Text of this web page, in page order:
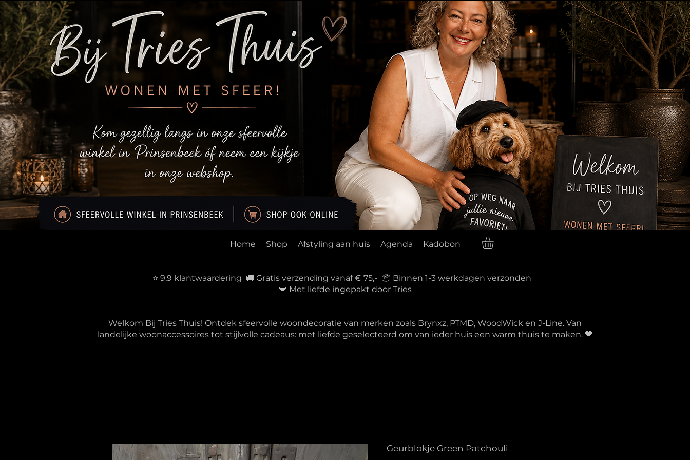
Home Shop Afstyling aan huis Agenda Kadobon
⭐ 9,9 klantwaardering 🚚 Gratis verzending vanaf € 75,- 📦 Binnen 1-3 werkdagen verzonden
🤎 Met liefde ingepakt door Tries
Welkom Bij Tries Thuis! Ontdek sfeervolle woondecoratie van merken zoals Brynxz, PTMD, WoodWick en J-Line. Van
landelijke woonaccessoires tot stijlvolle cadeaus: met liefde geselecteerd om van ieder huis een warm thuis te maken. 🤎
Geurblokje Green Patchouli